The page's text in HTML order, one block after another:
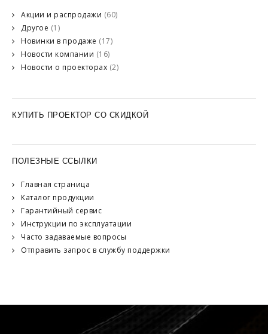
Акции и распродажи (60)
Другое (1)
Новинки в продаже (17)
Новости компании (16)
Новости о проекторах (2)
КУПИТЬ ПРОЕКТОР СО СКИДКОЙ
ПОЛЕЗНЫЕ ССЫЛКИ
Главная страница
Каталог продукции
Гарантийный сервис
Инструкции по эксплуатации
Часто задаваемые вопросы
Отправить запрос в службу поддержки